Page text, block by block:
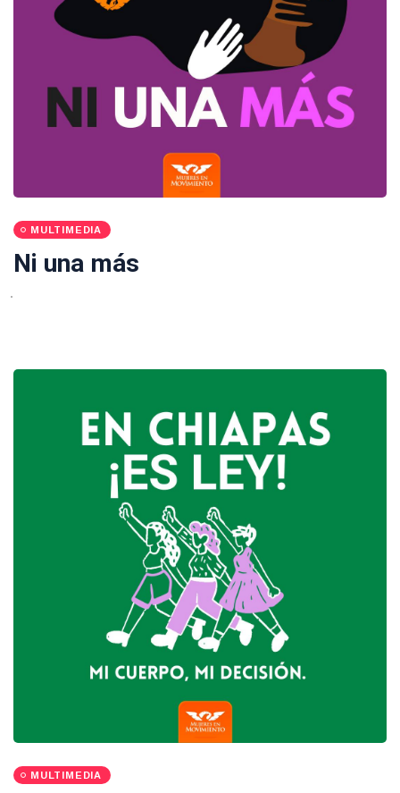
MULTIMEDIA
Ni una más
MULTIMEDIA